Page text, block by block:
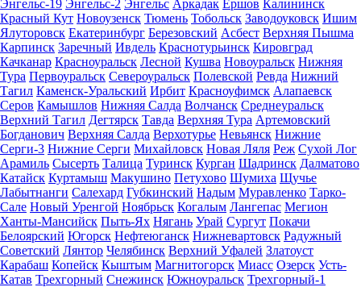
Энгельс-19 Энгельс-2 Энгельс Аркадак Ершов Калининск
Красный Кут Новоузенск Тюмень Тобольск Заводоуковск Ишим
Ялуторовск Екатеринбург Березовский Асбест Верхняя Пышма
Карпинск Заречный Ивдель Краснотурьинск Кировград
Качканар Красноуральск Лесной Кушва Новоуральск Нижняя
Тура Первоуральск Североуральск Полевской Ревда Нижний
Тагил Каменск-Уральский Ирбит Красноуфимск Алапаевск
Серов Камышлов Нижняя Салда Волчанск Среднеуральск
Верхний Тагил Дегтярск Тавда Верхняя Тура Артемовский
Богданович Верхняя Салда Верхотурье Невьянск Нижние
Серги-3 Нижние Серги Михайловск Новая Ляля Реж Сухой Лог
Арамиль Сысерть Талица Туринск Курган Шадринск Далматово
Катайск Куртамыш Макушино Петухово Шумиха Щучье
Лабытнанги Салехард Губкинский Надым Муравленко Тарко-
Сале Новый Уренгой Ноябрьск Когалым Лангепас Мегион
Ханты-Мансийск Пыть-Ях Нягань Урай Сургут Покачи
Белоярский Югорск Нефтеюганск Нижневартовск Радужный
Советский Лянтор Челябинск Верхний Уфалей Златоуст
Карабаш Копейск Кыштым Магнитогорск Миасс Озерск Усть-
Катав Трехгорный Снежинск Южноуральск Трехгорный-1